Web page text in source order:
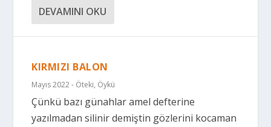
DEVAMINI OKU
KIRMIZI BALON
Mayıs 2022 - Öteki, Öykü
Çünkü bazı günahlar amel defterine
yazılmadan silinir demiştin gözlerini kocaman